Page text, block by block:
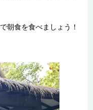
で朝食を食べましょう！